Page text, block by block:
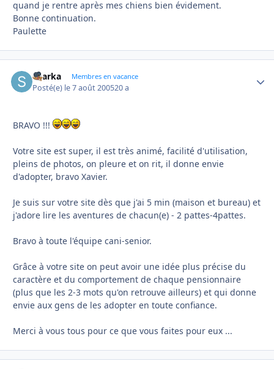
quand je rentre après mes chiens bien évidement.
Bonne continuation.
Paulette
sharka Membres en vacance
Posté(e) le 7 août 200520 a
BRAVO !!!
Votre site est super, il est très animé, facilité d'utilisation,
pleins de photos, on pleure et on rit, il donne envie
d'adopter, bravo Xavier.
Je suis sur votre site dès que j'ai 5 min (maison et bureau) et
j'adore lire les aventures de chacun(e) - 2 pattes-4pattes.
Bravo à toute l'équipe cani-senior.
Grâce à votre site on peut avoir une idée plus précise du
caractère et du comportement de chaque pensionnaire
(plus que les 2-3 mots qu'on retrouve ailleurs) et qui donne
envie aux gens de les adopter en toute confiance.
Merci à vous tous pour ce que vous faites pour eux ...